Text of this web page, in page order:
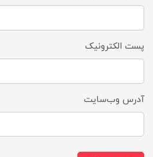
پست الکترونیک
آدرس وب‌سایت